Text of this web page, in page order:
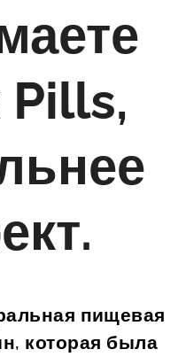
пищевая
которая была